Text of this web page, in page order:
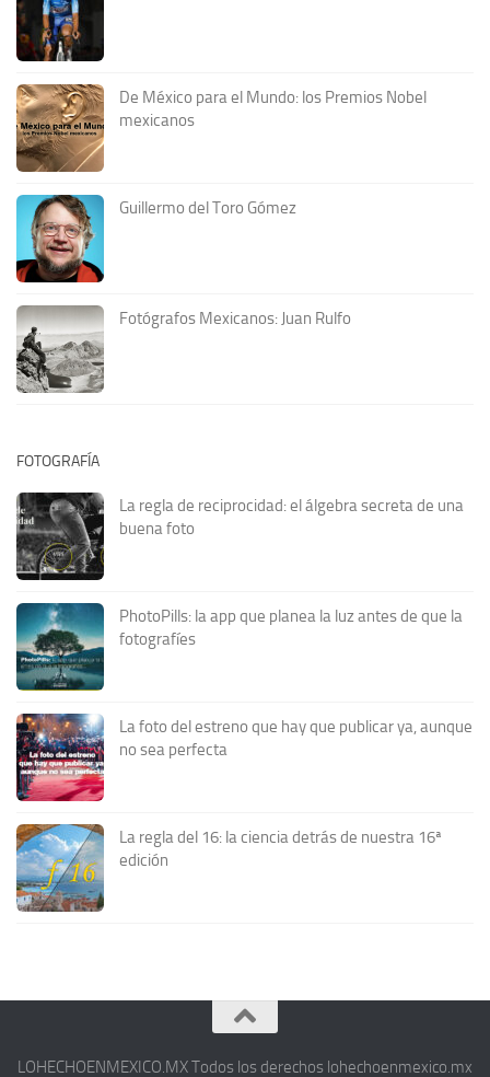
De México para el Mundo: los Premios Nobel
mexicanos
Guillermo del Toro Gómez
Fotógrafos Mexicanos: Juan Rulfo
FOTOGRAFÍA
La regla de reciprocidad: el álgebra secreta de una
buena foto
PhotoPills: la app que planea la luz antes de que la
fotografíes
La foto del estreno que hay que publicar ya, aunque
no sea perfecta
La regla del 16: la ciencia detrás de nuestra 16ª
edición
LOHECHOENMEXICO.MX Todos los derechos lohechoenmexico.mx